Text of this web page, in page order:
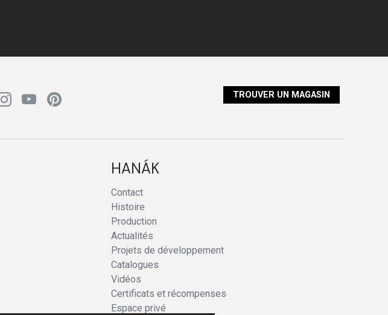
TROUVER UN MAGASIN
HANÁK
Contact
Histoire
Production
Actualités
Projets de développement
Catalogues
Vidéos
Certificats et récompenses
Espace privé